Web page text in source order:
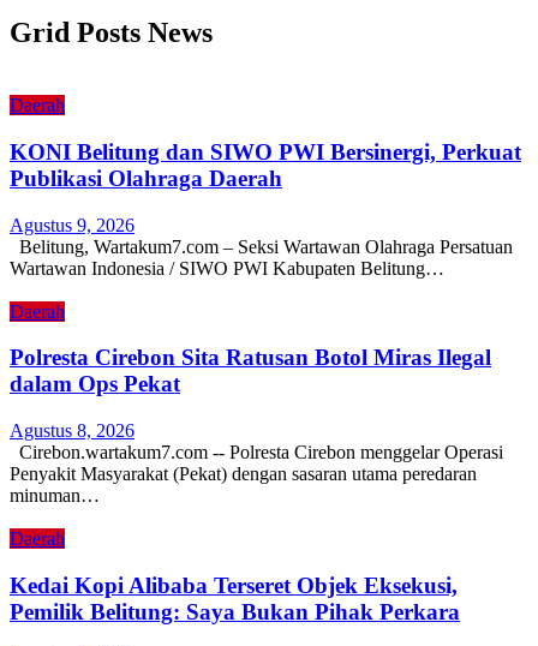
Grid Posts News
Daerah
KONI Belitung dan SIWO PWI Bersinergi, Perkuat
Publikasi Olahraga Daerah
Agustus 9, 2026
Belitung, Wartakum7.com – Seksi Wartawan Olahraga Persatuan
Wartawan Indonesia / SIWO PWI Kabupaten Belitung…
Daerah
Polresta Cirebon Sita Ratusan Botol Miras Ilegal
dalam Ops Pekat
Agustus 8, 2026
Cirebon.wartakum7.com -- Polresta Cirebon menggelar Operasi
Penyakit Masyarakat (Pekat) dengan sasaran utama peredaran
minuman…
Daerah
Kedai Kopi Alibaba Terseret Objek Eksekusi,
Pemilik Belitung: Saya Bukan Pihak Perkara